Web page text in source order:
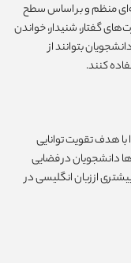
منظم و بر اساس سطح
گفتار، شنیدار، خواندن
بتوانند از
کنند.
هدف تقویت توانایی
دانشجویان در فضایی
از زبان انگلیسی در